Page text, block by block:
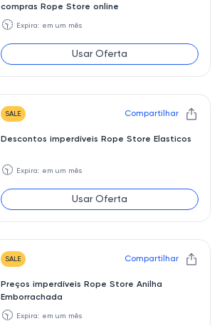
compras Rope Store online
🕥 Expira: em um mês
Usar Oferta
SALE Compartilhar
Descontos imperdíveis Rope Store Elasticos
🕥 Expira: em um mês
Usar Oferta
SALE Compartilhar
Preços imperdíveis Rope Store Anilha
Emborrachada
🕥 Expira: em um mês